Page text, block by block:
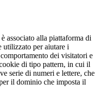
associato alla piattaforma di
utilizzato per aiutare i
dei visitatori e
di tipo pattern, in cui il
serie di numeri e lettere, che
il dominio che imposta il